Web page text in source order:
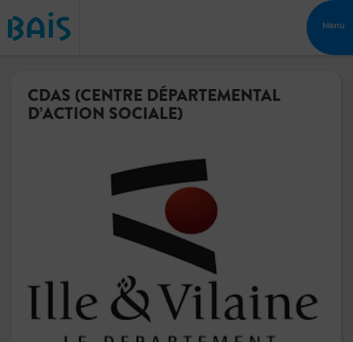
Menu
CDAS (CENTRE DÉPARTEMENTAL
D’ACTION SOCIALE)